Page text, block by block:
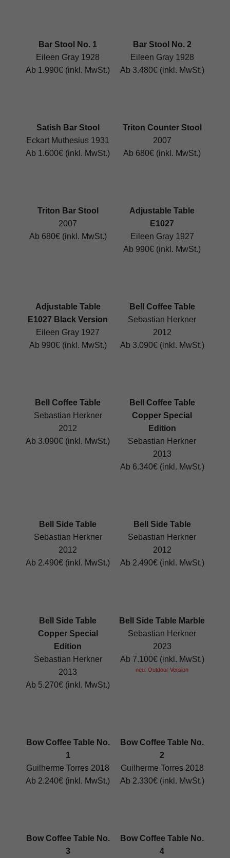
Bar Stool No. 1
Eileen Gray 1928
Ab 1.990€ (inkl. MwSt.)
Bar Stool No. 2
Eileen Gray 1928
Ab 3.480€ (inkl. MwSt.)
Satish Bar Stool
Eckart Muthesius 1931
Ab 1.600€ (inkl. MwSt.)
Triton Counter Stool
2007
Ab 680€ (inkl. MwSt.)
Triton Bar Stool
2007
Ab 680€ (inkl. MwSt.)
Adjustable Table
E1027
Eileen Gray 1927
Ab 990€ (inkl. MwSt.)
Adjustable Table
E1027 Black Version
Eileen Gray 1927
Ab 990€ (inkl. MwSt.)
Bell Coffee Table
Sebastian Herkner
2012
Ab 3.090€ (inkl. MwSt.)
Bell Coffee Table
Sebastian Herkner
2012
Ab 3.090€ (inkl. MwSt.)
Bell Coffee Table
Copper Special
Edition
Sebastian Herkner
2013
Ab 6.340€ (inkl. MwSt.)
Bell Side Table
Sebastian Herkner
2012
Ab 2.490€ (inkl. MwSt.)
Bell Side Table
Sebastian Herkner
2012
Ab 2.490€ (inkl. MwSt.)
Bell Side Table
Copper Special
Edition
Sebastian Herkner
2013
Ab 5.270€ (inkl. MwSt.)
Bell Side Table Marble
Sebastian Herkner
2023
Ab 7.100€ (inkl. MwSt.)
neu: Outdoor Version
Bow Coffee Table No.
1
Guilherme Torres 2018
Ab 2.240€ (inkl. MwSt.)
Bow Coffee Table No.
2
Guilherme Torres 2018
Ab 2.330€ (inkl. MwSt.)
Bow Coffee Table No.
3
Bow Coffee Table No.
4